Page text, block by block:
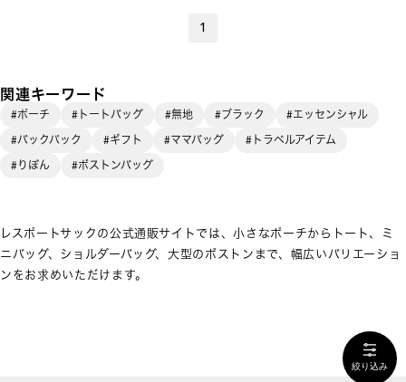
1
関連キーワード
#ポーチ #トートバッグ #無地 #ブラック
#エッセンシャル
#バックパック
#ギフト #ママバッグ
#トラベルアイテム
#りぼん
#ボストンバッグ
レスポートサックの公式通販サイトでは、小さなポーチからトート、ミ
ニバッグ、ショルダーバッグ、大型のボストンまで、幅広いバリエーショ
ンをお求めいただけます。
絞り込み